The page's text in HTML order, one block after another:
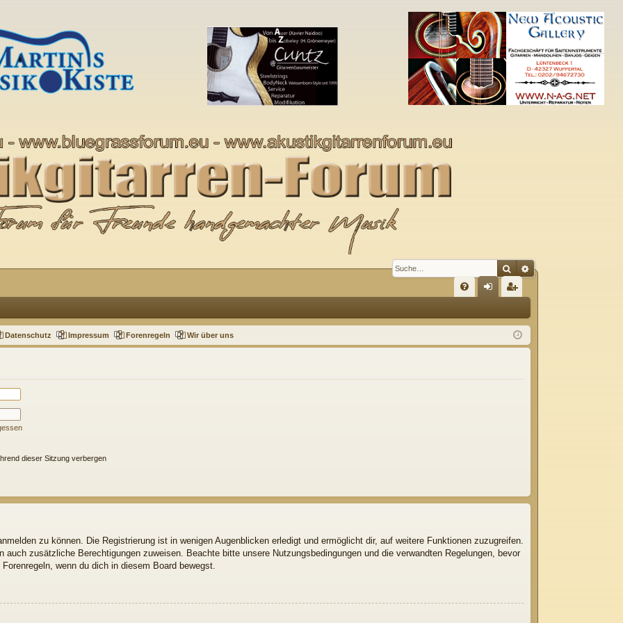
SucheErweiterte Suche
S
Q m
el
ist
rie
Datenschutz Impressum Forenregeln Wir über uns
dieser Sitzung verbergen
zu können. Die Registrierung ist in wenigen Augenblicken erledigt und ermöglicht dir, auf weitere Funktionen zuzugreifen.
auch zusätzliche Berechtigungen zuweisen. Beachte bitte unsere Nutzungsbedingungen und die verwandten Regelungen, bevor
wenn du dich in diesem Board bewegst.